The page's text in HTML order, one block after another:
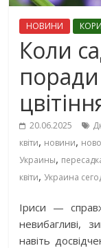
НОВИНИ
Коли
20.06.2025
квіти, новини,
Украины,
квіти, Украина
Іриси —
невибагливі,
навіть